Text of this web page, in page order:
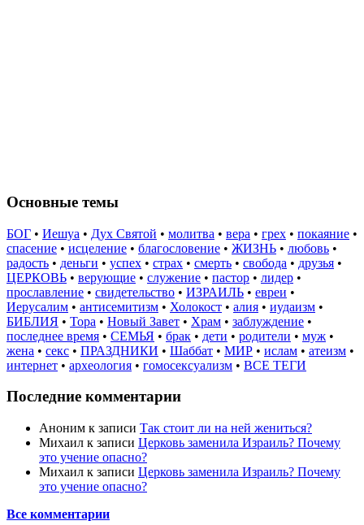
Основные темы
БОГ • Иешуа • Дух Святой • молитва • вера • грех • покаяние •
спасение • исцеление • благословение • ЖИЗНЬ • любовь •
радость • деньги • успех • страх • смерть • свобода • друзья •
ЦЕРКОВЬ • верующие • служение • пастор • лидер •
прославление • свидетельство • ИЗРАИЛЬ • евреи •
Иерусалим • антисемитизм • Холокост • алия • иудаизм •
БИБЛИЯ • Тора • Новый Завет • Храм • заблуждение •
последнее время • СЕМЬЯ • брак • дети • родители • муж •
жена • секс • ПРАЗДНИКИ • Шаббат • МИР • ислам • атеизм •
интернет • археология • гомосексуализм • ВСЕ ТЕГИ
Последние комментарии
Аноним к записи Так стоит ли на ней жениться?
Михаил к записи Церковь заменила Израиль? Почему
это учение опасно?
Михаил к записи Церковь заменила Израиль? Почему
это учение опасно?
Все комментарии